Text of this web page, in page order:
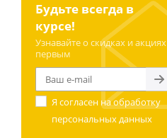
Будьте всегда в
курсе!
Узнавайте о скидках и акциях
первым
Я согласен наобработку
персональных данных